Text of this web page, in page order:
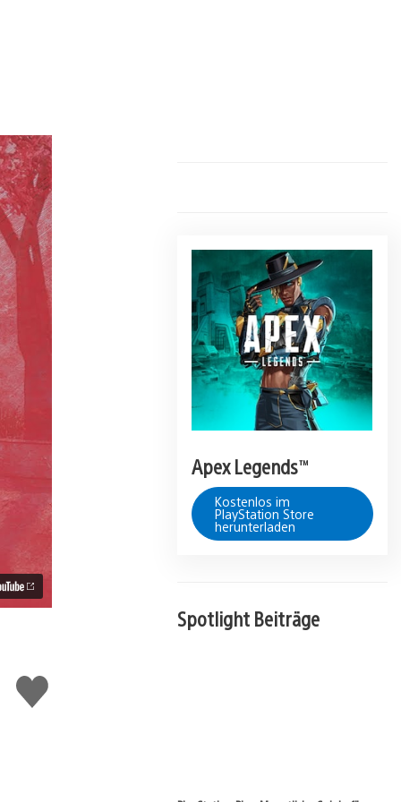
Gefällt
mir
Apex Legends™
Kostenlos im
PlayStation Store
herunterladen
Spotlight Beiträge